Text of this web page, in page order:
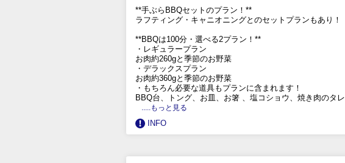
**手ぶらBBQセットのプラン！**
ラフティング・キャニオニングとのセットプランもあり！
**BBQは100分・選べる2プラン！**
・レギュラープラン
お肉約260gと季節のお野菜
・デラックスプラン
お肉約360gと季節のお野菜
・もちろん必要な道具もプランに含まれます！
BBQ台、トング、お皿、お箸 、塩コショウ、焼き肉のタレ
.....もっと見る
INFO